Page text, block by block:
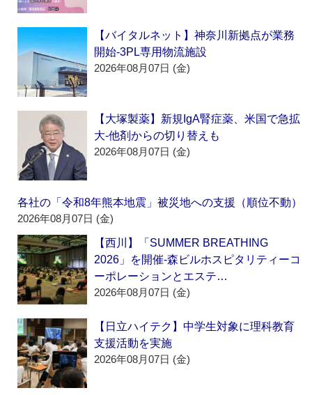
【バイタルネット】神奈川新拠点が業務
開始‐3PL専用物流施設
2026年08月07日 (金)
【大塚製薬】新規IgA腎症薬、米国で急拡
大‐他剤からの切り替えも
2026年08月07日 (金)
各社の「令和8年熊本地震」被災地への支援（順位不動）
2026年08月07日 (金)
【西川】「SUMMER BREATHING
2026」を開催‐森ビルホスピタリティーコ
ーポレーションとエステ…
2026年08月07日 (金)
【日立ハイテク】中学生対象に理科教育
支援活動を実施
2026年08月07日 (金)